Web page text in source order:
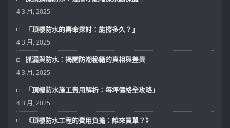
4 3 月, 2025
「頂樓防水的壽命探討：能撐多久？」
4 3 月, 2025
抓漏與防水：揭開防潮秘籍的真相與差異
4 3 月, 2025
「頂樓防水施工費用解析：每坪價格全攻略」
4 3 月, 2025
《頂樓防水工程的費用負擔：誰來買單？》